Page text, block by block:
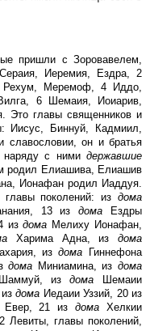
пришли с Зоровавелем,
Иеремия, Ездра, 2
Меремоф, 4 Иддо,
6 Шемаия, Иоиарив,
Это главы священников и
Иисус, Биннуй, Кадмиил,
славословии, он и братья
наряду с ними державшие
родил Елиашива, Елиашив
Ионафан родил Иаддуя.
поколений: из дома
13 из дома Ездры
из дома Мелиху Ионафан,
Харима Адна, из дома
из дома Гиннефона
дома Миниамина, из дома
из дома Шемаии
дома Иедаии Уззий, 20 из
Евер, 21 из дома Хелкии
Левиты, главы поколений,